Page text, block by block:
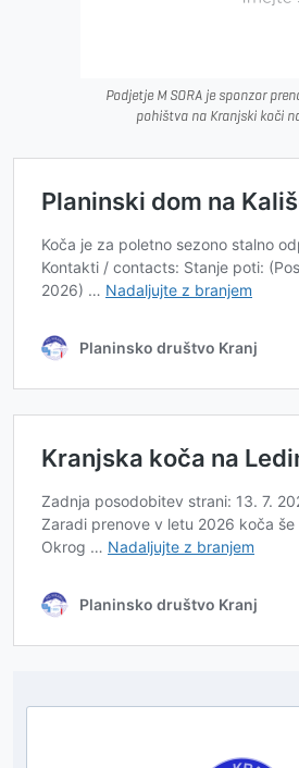
Podjetje M SORA je sponzor
pohištva na Kranjski koči